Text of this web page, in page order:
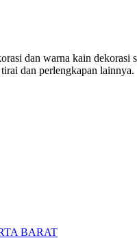
dan warna kain
dan perlengkapan lainnya.
BARAT